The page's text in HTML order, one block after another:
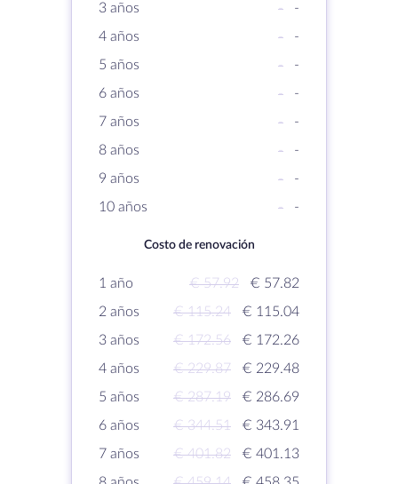
3 años
-
-
4 años
-
-
5 años
-
-
6 años
-
-
7 años
-
-
8 años
-
-
9 años
-
-
10 años
- -
Costo de renovación
1 año € 57.92
€ 57.82
2 años
€ 115.24
€ 115.04
3 años
€ 172.56
€ 172.26
4 años
€ 229.87
€ 229.48
5 años
€ 287.19
€ 286.69
6 años
€ 344.51
€ 343.91
7 años
€ 401.82
€ 401.13